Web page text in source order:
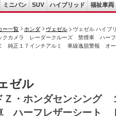
ミニバン SUV ハイブリッド 福祉車両
ー一覧 ホンダ ヴェゼル
ヴェゼル ハイブ
カメラ レーダークルーズ 禁煙車 ハー
純正１７インチアルミ 車線逸脱警報 オー
ゼル
Ｚ・ホンダセンシン
ハーフレザーシート